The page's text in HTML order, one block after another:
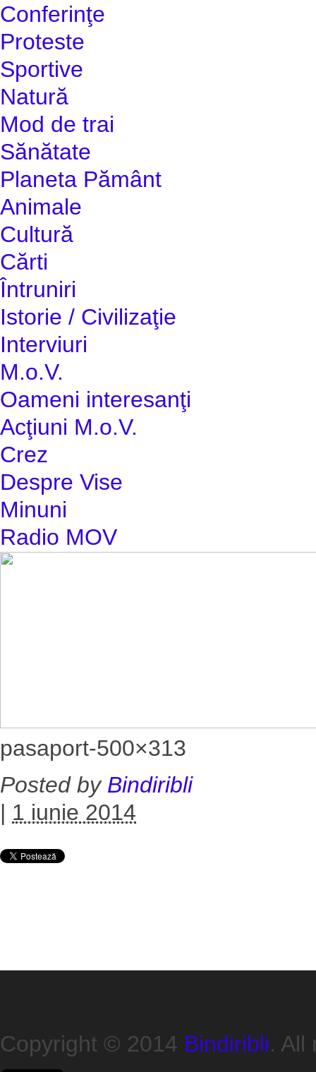
Conferinţe
Proteste
Sportive
Natură
Mod de trai
Sănătate
Planeta Pământ
Animale
Cultură
Cărti
Întruniri
Istorie / Civilizaţie
Interviuri
M.o.V.
Oameni interesanţi
Acţiuni M.o.V.
Crez
Despre Vise
Minuni
Radio MOV
pasaport-500×313
Posted by Bindiribli
| 1 iunie 2014
Copyright © 2014 Bindiribli. All